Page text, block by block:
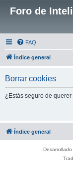
Foro de
FAQ
Índice general
Borrar cookies
¿Estás seguro de
Índice general